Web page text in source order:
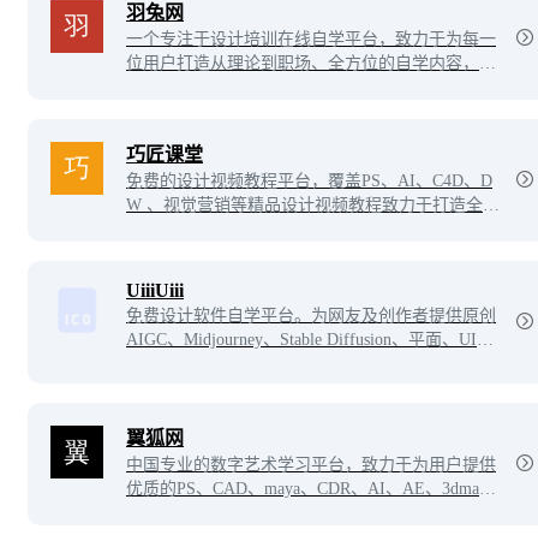
羽兔网
一个专注于设计培训在线自学平台，致力于为每一
位用户打造从理论到职场、全方位的自学内容，目
务。
巧匠课堂
免费的设计视频教程平台，覆盖PS、AI、C4D、D
W 、视觉营销等精品设计视频教程致力于打造全网
UiiiUiii
免费设计软件自学平台。为网友及创作者提供原创
AIGC、Midjourney、Stable Diffusion、平面、UI、
翼狐网
中国专业的数字艺术学习平台，致力于为用户提供
优质的PS、CAD、maya、CDR、AI、AE、3dmax